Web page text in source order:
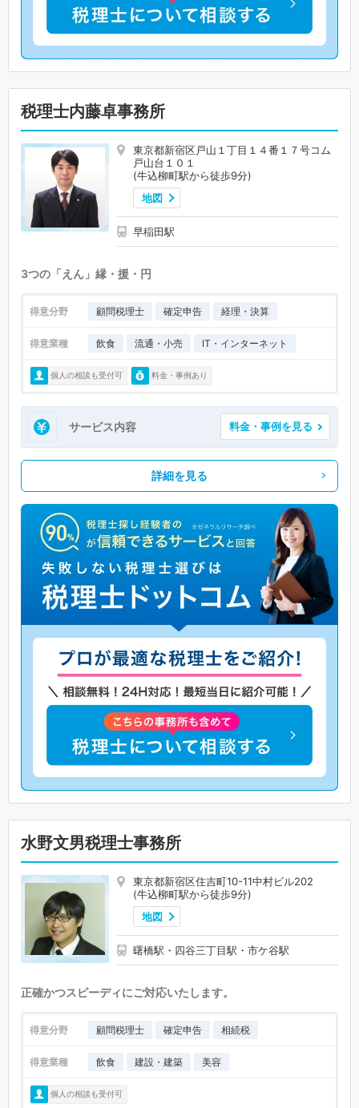
税理士内藤卓事務所
東京都新宿区戸山１丁目１４番１７号コム
戸山台１０１
(牛込柳町駅から徒歩9分)
地図
早稲田駅
3つの「えん」縁・援・円
得意分野 顧問税理士 確定申告 経理・決算
得意業種 飲食 流通・小売 IT・インターネット
個人の相談も受付可 料金・事例あり
サービス内容 料金・事例を見る
詳細を見る
水野文男税理士事務所
東京都新宿区住吉町10-11中村ビル202
(牛込柳町駅から徒歩9分)
地図
曙橋駅・四谷三丁目駅・市ケ谷駅
正確かつスピーディにご対応いたします。
得意分野 顧問税理士 確定申告 相続税
得意業種 飲食 建設・建築 美容
個人の相談も受付可